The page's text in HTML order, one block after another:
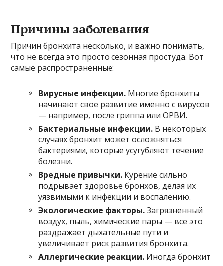
Причины заболевания
Причин бронхита несколько, и важно понимать,
что не всегда это просто сезонная простуда. Вот
самые распространенные:
Вирусные инфекции. Многие бронхиты
начинают свое развитие именно с вирусов
— например, после гриппа или ОРВИ.
Бактериальные инфекции. В некоторых
случаях бронхит может осложняться
бактериями, которые усугубляют течение
болезни.
Вредные привычки. Курение сильно
подрывает здоровье бронхов, делая их
уязвимыми к инфекции и воспалению.
Экологические факторы.Загрязненный
воздух, пыль, химические пары — все это
раздражает дыхательные пути и
увеличивает риск развития бронхита.
Аллергические реакции. Иногда бронхит